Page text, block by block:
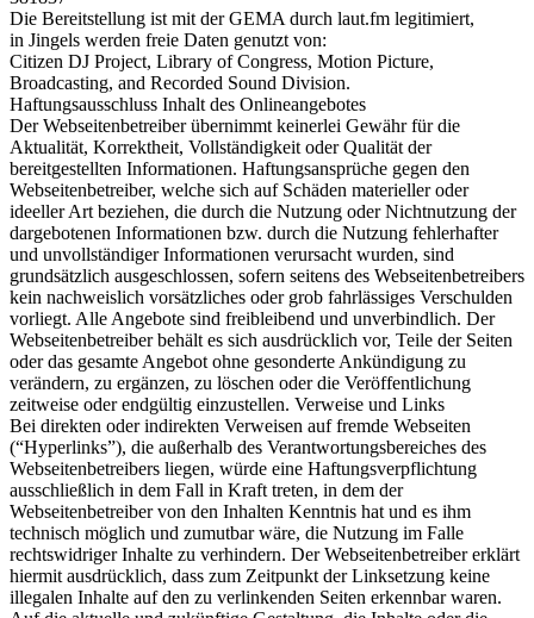
Die Bereitstellung ist mit der GEMA durch laut.fm legitimiert,
in Jingels werden freie Daten genutzt von:
Citizen DJ Project, Library of Congress, Motion Picture,
Broadcasting, and Recorded Sound Division.
Haftungsausschluss Inhalt des Onlineangebotes
Der Webseitenbetreiber übernimmt keinerlei Gewähr für die
Aktualität, Korrektheit, Vollständigkeit oder Qualität der
bereitgestellten Informationen. Haftungsansprüche gegen den
Webseitenbetreiber, welche sich auf Schäden materieller oder
ideeller Art beziehen, die durch die Nutzung oder Nichtnutzung der
dargebotenen Informationen bzw. durch die Nutzung fehlerhafter
und unvollständiger Informationen verursacht wurden, sind
grundsätzlich ausgeschlossen, sofern seitens des Webseitenbetreibers
kein nachweislich vorsätzliches oder grob fahrlässiges Verschulden
vorliegt. Alle Angebote sind freibleibend und unverbindlich. Der
Webseitenbetreiber behält es sich ausdrücklich vor, Teile der Seiten
oder das gesamte Angebot ohne gesonderte Ankündigung zu
verändern, zu ergänzen, zu löschen oder die Veröffentlichung
zeitweise oder endgültig einzustellen. Verweise und Links
Bei direkten oder indirekten Verweisen auf fremde Webseiten
(“Hyperlinks”), die außerhalb des Verantwortungsbereiches des
Webseitenbetreibers liegen, würde eine Haftungsverpflichtung
ausschließlich in dem Fall in Kraft treten, in dem der
Webseitenbetreiber von den Inhalten Kenntnis hat und es ihm
technisch möglich und zumutbar wäre, die Nutzung im Falle
rechtswidriger Inhalte zu verhindern. Der Webseitenbetreiber erklärt
hiermit ausdrücklich, dass zum Zeitpunkt der Linksetzung keine
illegalen Inhalte auf den zu verlinkenden Seiten erkennbar waren.